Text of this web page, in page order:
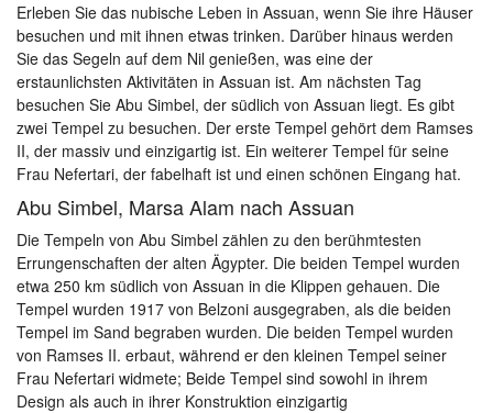
Erleben Sie das nubische Leben in Assuan, wenn Sie ihre Häuser
besuchen und mit ihnen etwas trinken. Darüber hinaus werden
Sie das Segeln auf dem Nil genießen, was eine der
erstaunlichsten Aktivitäten in Assuan ist. Am nächsten Tag
besuchen Sie Abu Simbel, der südlich von Assuan liegt. Es gibt
zwei Tempel zu besuchen. Der erste Tempel gehört dem Ramses
II, der massiv und einzigartig ist. Ein weiterer Tempel für seine
Frau Nefertari, der fabelhaft ist und einen schönen Eingang hat.
Abu Simbel, Marsa Alam nach Assuan
Die Tempeln von Abu Simbel zählen zu den berühmtesten
Errungenschaften der alten Ägypter. Die beiden Tempel wurden
etwa 250 km südlich von Assuan in die Klippen gehauen. Die
Tempel wurden 1917 von Belzoni ausgegraben, als die beiden
Tempel im Sand begraben wurden. Die beiden Tempel wurden
von Ramses II. erbaut, während er den kleinen Tempel seiner
Frau Nefertari widmete; Beide Tempel sind sowohl in ihrem
Design als auch in ihrer Konstruktion einzigartig